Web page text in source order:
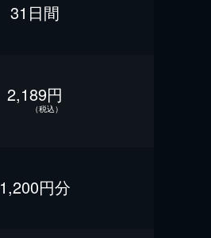
31日間
2,189円
（税込）
1,200円分